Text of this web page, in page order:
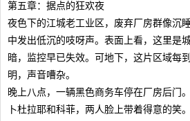
第五章：据点的狂欢夜
夜色下的江城老工业区，废弃厂房群像沉
中发出低沉的吱呀声。表面上看，这里是
暗，监控早已失效。可地下，这片区域每
明，声音嘈杂。
晚上八点，一辆黑色商务车停在厂房后门
卜杜拉耶和科菲，两人脸上带着得意的笑